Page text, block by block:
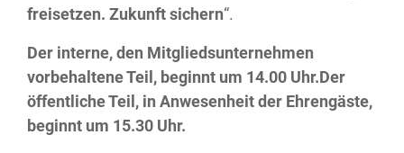
freisetzen. Zukunft sichern“.
Der interne, den Mitgliedsunternehmen
vorbehaltene Teil, beginnt um 14.00 Uhr.Der
öffentliche Teil, in Anwesenheit der Ehrengäste,
beginnt um 15.30 Uhr.